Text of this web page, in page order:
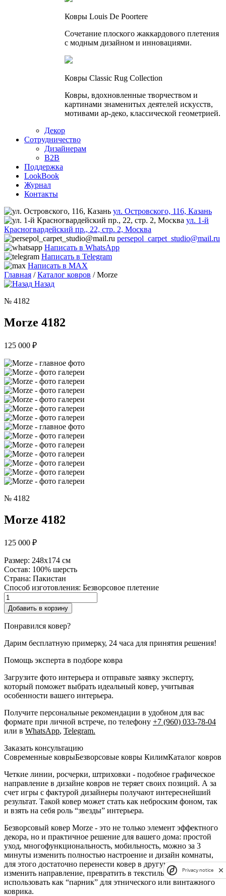
Ковры Louis De Poortere
Сочетание плоского жаккардового плетения
с модным дизайном и инновациями.
Ковры Classic Rug Collection
Ковры, вдохновленные творчеством и
картинами знаменитых деятелей искусств,
мотивами ар-деко, классической геометрией.
Декор
Сотрудничество
Дизайнерам
B2B
Поддержка
LookBook
Журнал
Контакты
ул. Островского, 116, Казань
ул. 1-й
Красногвардейский пр., 22, стр. 2, Москва
persepol_carpet_studio@mail.ru
Написать в WhatsApp
Написать в Telegram
Написать в MAX
Главная /Каталог ковров / Morze
Назад
№ 4182
Morze 4182
125 000 ₽
№ 4182
Morze 4182
125 000 ₽
Размер: 248x174 см
Состав: 100% шерсть
Страна: Пакистан
Способ изготовления: Безворсовое плетение
Количество
товара
Morze
Добавить в корзину
Понравился ковер?
Дарим бесплатную примерку, 24 часа для принятия решения!
Помощь эксперта в подборе ковра
Загрузите фото интерьера и отправьте заявку эксперту,
который поможет выбрать идеальный ковер, учитывая
особенности вашего интерьера.
Получите персональные рекомендации в удобном для вас
формате при личной встрече, по телефону +7 (960) 033-78-04
или в WhatsApp, Telegram.
Заказать консультацию
Cовременные коврыБезворсовые ковры КилимКаталог ковров
Четкие линии, росчерки, штриховки - подобное графическое
направление в дизайне ковров не теряет своих позиций. А за
счет игры с фактурой дизайнеры получают интереснейший
результат. Такой ковер может стать как неброским фоном, так
и взять на себя роль “звезды” интерьера.
Безворсовый ковер Morze - это не только элемент эффектного
декора, но и практичное решение для вашего дома: простой
уход, многофункциональность, мобильность, можно за 3
минуты изменить полностью настроение и дизайн комнаты,
для этого достаточно перенести ковер в другую комнату,
изменить направление, превратить в текстильный декор, или
использовать как “парник” для этнического или винтажного
коврика.
Privacy notice